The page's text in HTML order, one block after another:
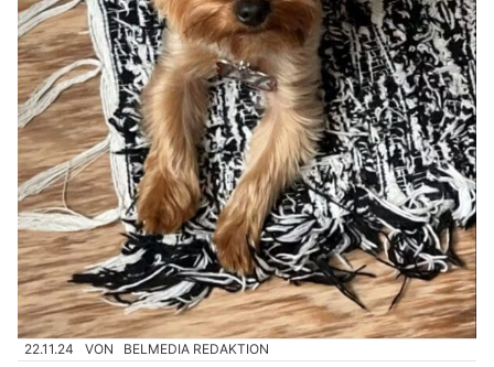
22.11.24 VON BELMEDIA REDAKTION